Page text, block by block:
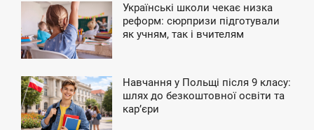
Українські школи чекає низка
реформ: сюрпризи підготували
як учням, так і вчителям
Навчання у Польщі після 9 класу:
шлях до безкоштовної освіти та
карʼєри